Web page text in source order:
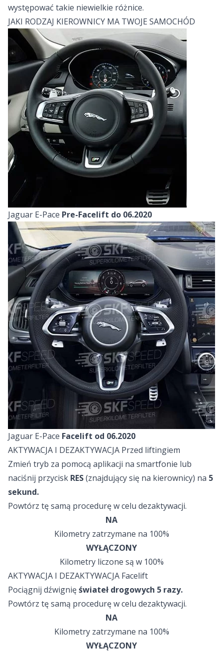
występować takie niewielkie różnice.
JAKI RODZAJ KIEROWNICY MA TWOJE SAMOCHÓD
Jaguar E-Pace Pre-Facelift do 06.2020
Jaguar E-Pace Facelift od 06.2020
AKTYWACJA I DEZAKTYWACJA Przed liftingiem
Zmień tryb za pomocą aplikacji na smartfonie lub
naciśnij przycisk RES(znajdujący się na kierownicy) na 5
sekund.
Powtórz tę samą procedurę w celu dezaktywacji.
NA
Kilometry zatrzymane na 100%
WYŁĄCZONY
Kilometry liczone są w 100%
AKTYWACJA I DEZAKTYWACJA Facelift
Pociągnij dźwignięświateł drogowych 5 razy.
Powtórz tę samą procedurę w celu dezaktywacji.
NA
Kilometry zatrzymane na 100%
WYŁĄCZONY